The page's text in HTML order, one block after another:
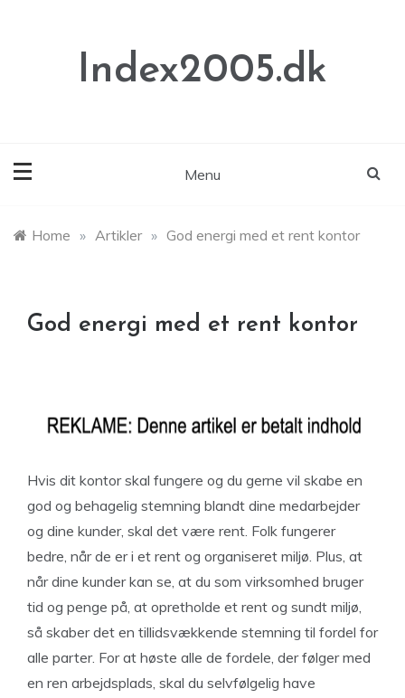
Index2005.dk
Menu
Home » Artikler » God energi med et rent kontor
God energi med et rent kontor
Hvis dit kontor skal fungere og du gerne vil skabe en
god og behagelig stemning blandt dine medarbejder
og dine kunder, skal det være rent. Folk fungerer
bedre, når de er i et rent og organiseret miljø. Plus, at
når dine kunder kan se, at du som virksomhed bruger
tid og penge på, at opretholde et rent og sundt miljø,
så skaber det en tillidsvækkende stemning til fordel for
alle parter. For at høste alle de fordele, der følger med
en ren arbejdsplads, skal du selvfølgelig have